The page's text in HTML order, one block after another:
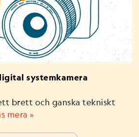
systemkamera
brett och ganska tekniskt
mera »